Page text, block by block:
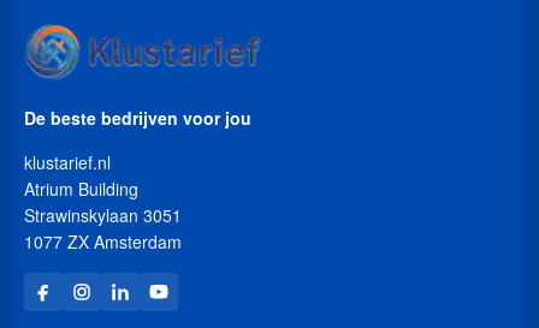
De beste bedrijven voor jou
klustarief.nl
Atrium Building
Strawinskylaan 3051
1077 ZX Amsterdam